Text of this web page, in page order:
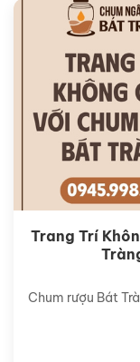
Trang Trí
Chum rượu Bát